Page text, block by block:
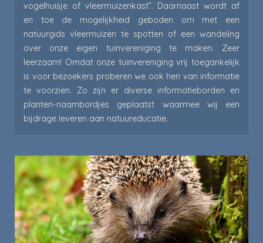
vogelhuisje of vleermuizenkast”. Daarnaast wordt af
en toe de mogelijkheid geboden om met een
natuurgids vleermuizen te spotten of een wandeling
over onze eigen tuinvereniging te maken. Zeer
leerzaam! Omdat onze tuinvereniging vrij toegankelijk
is voor bezoekers proberen we ook hen van informatie
te voorzien. Zo zijn er diverse informatieborden en
planten-naambordjes geplaatst waarmee wij een
bijdrage leveren aan natuureducatie.